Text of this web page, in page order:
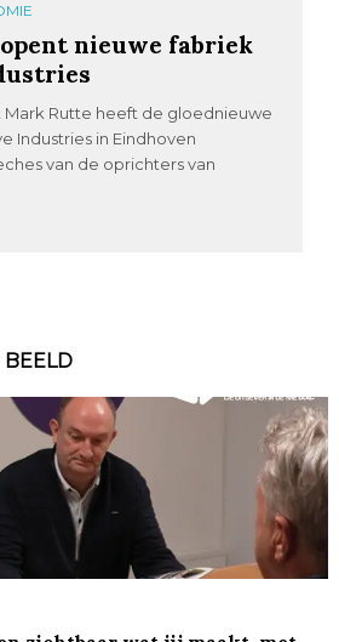
nieuwe fabriek
Mark Rutte heeft de gloednieuwe
Industries in Eindhoven
van de oprichters van
BEELD